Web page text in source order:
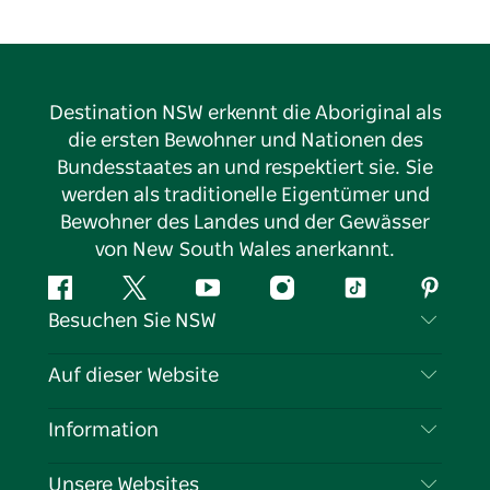
Destination NSW erkennt die Aboriginal als
die ersten Bewohner und Nationen des
Bundesstaates an und respektiert sie. Sie
werden als traditionelle Eigentümer und
Bewohner des Landes und der Gewässer
von New South Wales anerkannt.
FacebookTwitter YouTubeInstagramTikTok
Besuchen Sie NSW
Kontaktieren Sie uns
Auf dieser Website
Reiseziele
Information
Reiseinformationen
Unsere Websites